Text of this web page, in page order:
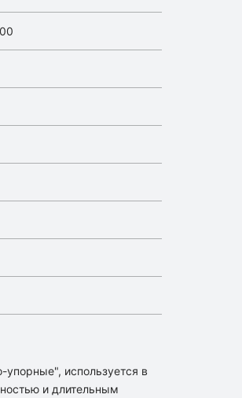
используется в
и длительным